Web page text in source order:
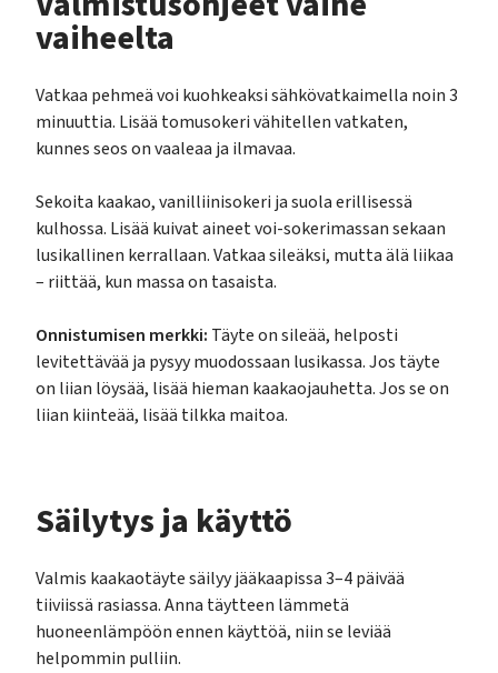
vaiheelta
Vatkaa pehmeä voi kuohkeaksi sähkövatkaimella noin 3
minuuttia. Lisää tomusokeri vähitellen vatkaten,
kunnes seos on vaaleaa ja ilmavaa.
Sekoita kaakao, vanilliinisokeri ja suola erillisessä
kulhossa. Lisää kuivat aineet voi-sokerimassan sekaan
lusikallinen kerrallaan. Vatkaa sileäksi, mutta älä liikaa
– riittää, kun massa on tasaista.
Onnistumisen merkki: Täyte on sileää, helposti
levitettävää ja pysyy muodossaan lusikassa. Jos täyte
on liian löysää, lisää hieman kaakaojauhetta. Jos se on
liian kiinteää, lisää tilkka maitoa.
Säilytys ja käyttö
Valmis kaakaotäyte säilyy jääkaapissa 3–4 päivää
tiiviissä rasiassa. Anna täytteen lämmetä
huoneenlämpöön ennen käyttöä, niin se leviää
helpommin pulliin.